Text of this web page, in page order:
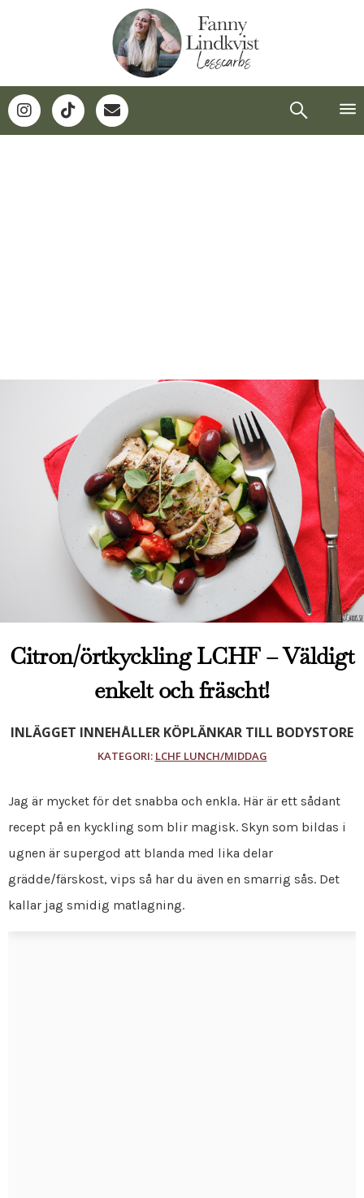
Citron/örtkyckling LCHF – Väldigt
enkelt och fräscht!
INLÄGGET INNEHÅLLER KÖPLÄNKAR TILL BODYSTORE
KATEGORI: LCHF LUNCH/MIDDAG
Jag är mycket för det snabba och enkla. Här är ett sådant
recept på en kyckling som blir magisk. Skyn som bildas i
ugnen är supergod att blanda med lika delar
grädde/färskost, vips så har du även en smarrig sås. Det
kallar jag smidig matlagning.